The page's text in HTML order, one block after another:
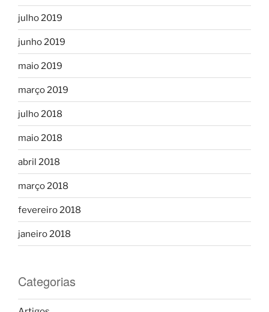
julho 2019
junho 2019
maio 2019
março 2019
julho 2018
maio 2018
abril 2018
março 2018
fevereiro 2018
janeiro 2018
Categorias